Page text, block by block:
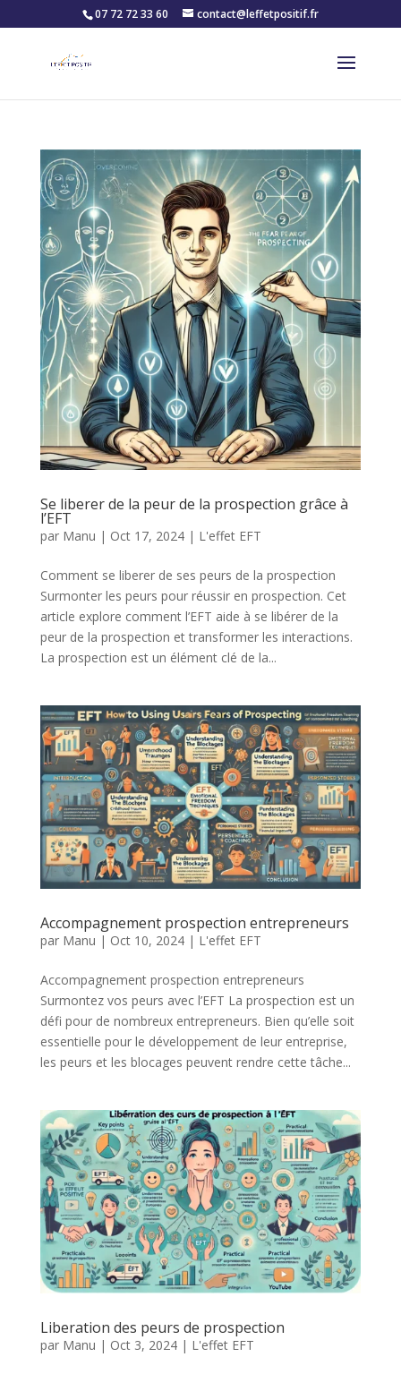
07 72 72 33 60 contact@leffetpositif.fr
Se liberer de la peur de la prospection grâce à
l’EFT
par Manu | Oct 17, 2024| L'effet EFT
Comment se liberer de ses peurs de la prospection
Surmonter les peurs pour réussir en prospection. Cet
article explore comment l’EFT aide à se libérer de la
peur de la prospection et transformer les interactions.
La prospection est un élément clé de la...
Accompagnement prospection entrepreneurs
par Manu | Oct 10, 2024| L'effet EFT
Accompagnement prospection entrepreneurs
Surmontez vos peurs avec l’EFT La prospection est un
défi pour de nombreux entrepreneurs. Bien qu’elle soit
essentielle pour le développement de leur entreprise,
les peurs et les blocages peuvent rendre cette tâche...
Liberation des peurs de prospection
par Manu | Oct 3, 2024| L'effet EFT